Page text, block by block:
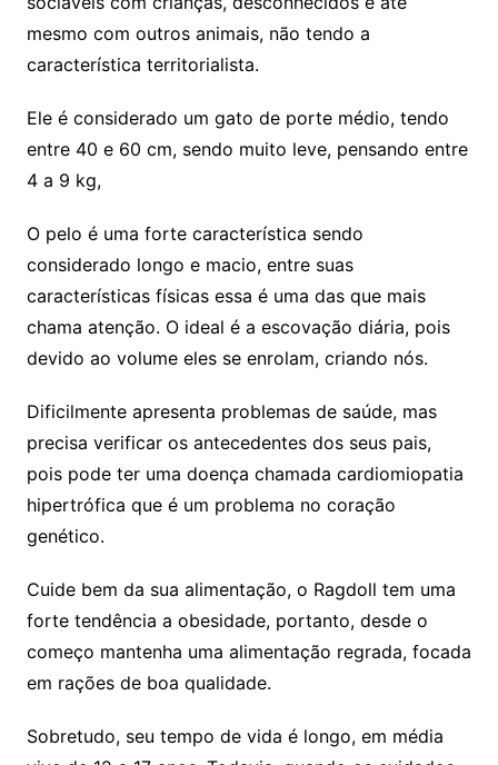
mesmo com outros animais, não tendo a
característica territorialista.
Ele é considerado um gato de porte médio, tendo
entre 40 e 60 cm, sendo muito leve, pensando entre
4 a 9 kg,
O pelo é uma forte característica sendo
considerado longo e macio, entre suas
características físicas essa é uma das que mais
chama atenção. O ideal é a escovação diária, pois
devido ao volume eles se enrolam, criando nós.
Dificilmente apresenta problemas de saúde, mas
precisa verificar os antecedentes dos seus pais,
pois pode ter uma doença chamada cardiomiopatia
hipertrófica que é um problema no coração
genético.
Cuide bem da sua alimentação, o Ragdoll tem uma
forte tendência a obesidade, portanto, desde o
começo mantenha uma alimentação regrada, focada
em rações de boa qualidade.
Sobretudo, seu tempo de vida é longo, em média